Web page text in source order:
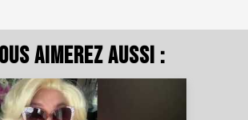
aimerez aussi :